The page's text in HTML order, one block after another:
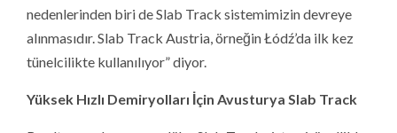
nedenlerinden biri de Slab Track sistemimizin devreye
alınmasıdır. Slab Track Austria, örneğin Łódź’da ilk kez
tünelcilikte kullanılıyor” diyor.
Yüksek Hızlı Demiryolları İçin Avusturya Slab Track